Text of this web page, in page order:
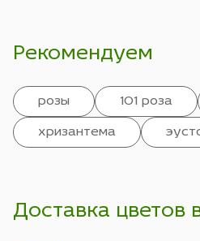
Рекомендуем
розы 101 роза
хризантема
Доставка цветов